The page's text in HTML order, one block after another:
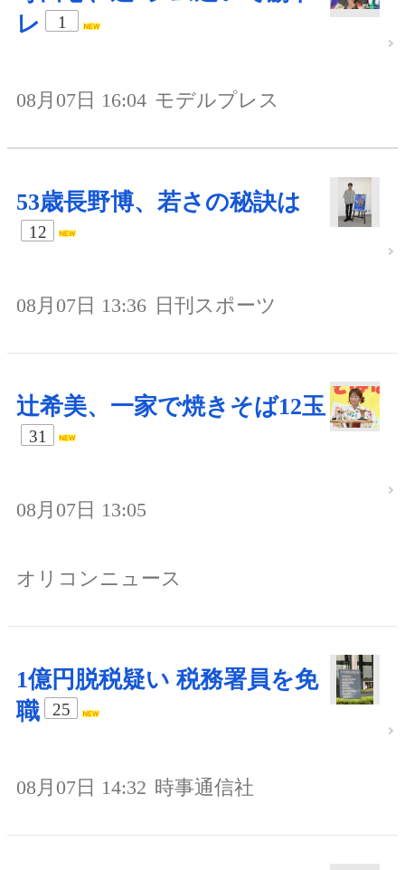
レ
1
08月07日 16:04 モデルプレス
53歳長野博、若さの秘訣は
12
08月07日 13:36 日刊スポーツ
辻希美、一家で焼きそば12玉
31
08月07日 13:05
オリコンニュース
1億円脱税疑い 税務署員を免
職
25
08月07日 14:32 時事通信社